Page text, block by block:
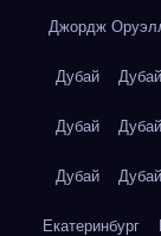
Джордж
Дубай Дубай
Дубай Дубай
Дубай Дубай
Екатеринбург